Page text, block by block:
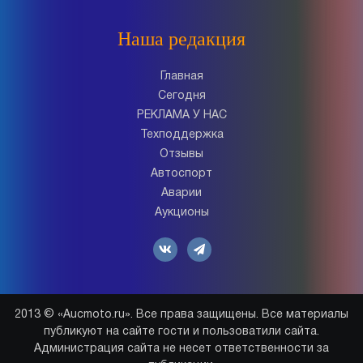
Наша редакция
Главная
Сегодня
РЕКЛАМА У НАС
Техподдержка
Отзывы
Автоспорт
Аварии
Аукционы
2013 © «Aucmoto.ru». Все права защищены. Все материалы
публикуют на сайте гости и пользоватили сайта.
Администрация сайта не несет ответственности за